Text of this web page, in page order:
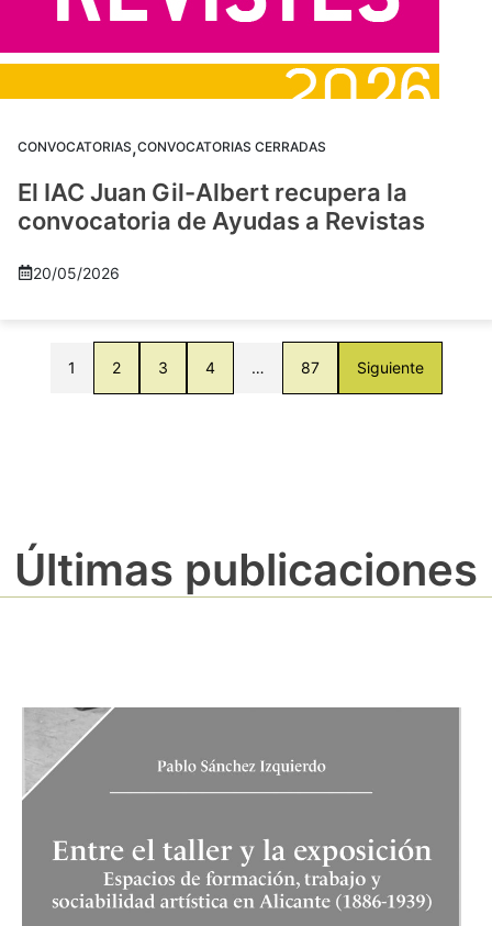
CONVOCATORIAS,CONVOCATORIAS CERRADAS
El IAC Juan Gil-Albert recupera la
convocatoria de Ayudas a Revistas
20/05/2026
1 2 3 4 … 87 Siguiente
Últimas publicaciones